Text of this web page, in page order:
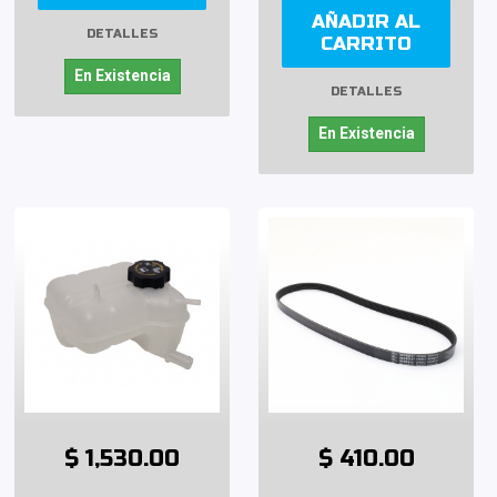
DETALLES
En Existencia
AÑADIR AL
CARRITO
DETALLES
En Existencia
$ 1,530.00 $ 410.00